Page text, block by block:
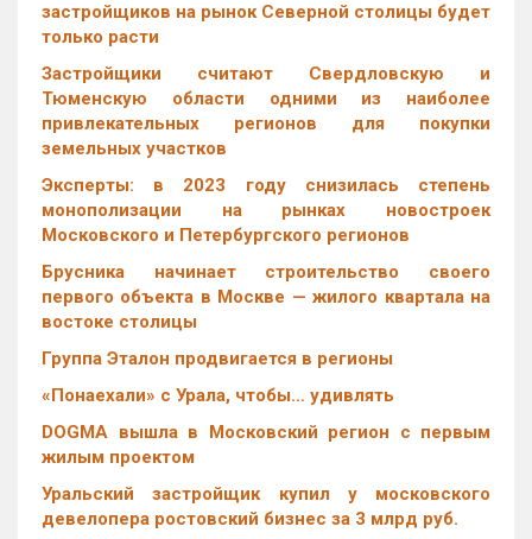
застройщиков на рынок Северной столицы будет
только расти
Застройщики считают Свердловскую и
Тюменскую области одними из наиболее
привлекательных регионов для покупки
земельных участков
Эксперты: в 2023 году снизилась степень
монополизации на рынках новостроек
Московского и Петербургского регионов
Брусника начинает строительство своего
первого объекта в Москве — жилого квартала на
востоке столицы
Группа Эталон продвигается в регионы
«Понаехали» с Урала, чтобы… удивлять
DOGMA вышла в Московский регион с первым
жилым проектом
Уральский застройщик купил у московского
девелопера ростовский бизнес за 3 млрд руб.